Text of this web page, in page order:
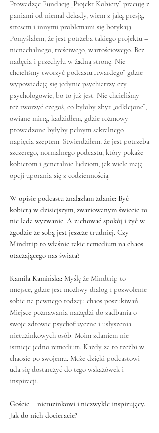
Prowadząc Fundację „Projekt Kobiety” pracuję z
paniami od niemal dekady, wiem z jaką presją,
stresem i innymi problemami się borykają.
Pomyślałem, że jest potrzeba takiego projektu –
nienachalnego, treściwego, wartościowego. Bez
nadęcia i przechyłu w żadną stronę. Nie
chcieliśmy tworzyć podcastu „twardego” gdzie
wypowiadają się jedynie psychiatrzy czy
psychologowie, bo to już jest. Nie chcieliśmy
też tworzyć czegoś, co byłoby zbyt „odklejone”,
owiane mirrą, kadzidłem, gdzie rozmowy
prowadzone byłyby pełnym sakralnego
napięcia szeptem. Stwierdziłem, że jest potrzeba
szczerego, normalnego podcastu, który pokaże
kobietom i generalnie ludziom, jak wiele mają
opcji uporania się z codziennością.
W opisie podcastu znalazłam zdanie: Być
kobietą w dzisiejszym, zwariowanym świecie to
nie lada wyzwanie. A zachować spokój i żyć w
zgodzie ze sobą jest jeszcze trudniej. Czy
Mindtrip to właśnie takie remedium na chaos
otaczającego nas świata?
Kamila Kamińska: Myślę że Mindtrip to
miejsce, gdzie jest możliwy dialog i pozwolenie
sobie na pewnego rodzaju chaos poszukiwań.
Miejsce poznawania narzędzi do zadbania o
swoje zdrowie psychofizyczne i usłyszenia
nietuzinkowych osób. Moim zdaniem nie
istnieje jedno remedium. Każdy za to rzeźbi w
chaosie po swojemu. Może dzięki podcastowi
uda się dostarczyć do tego wskazówek i
inspiracji.
Goście – nietuzinkowi i niezwykle inspirujący.
Jak do nich docieracie?